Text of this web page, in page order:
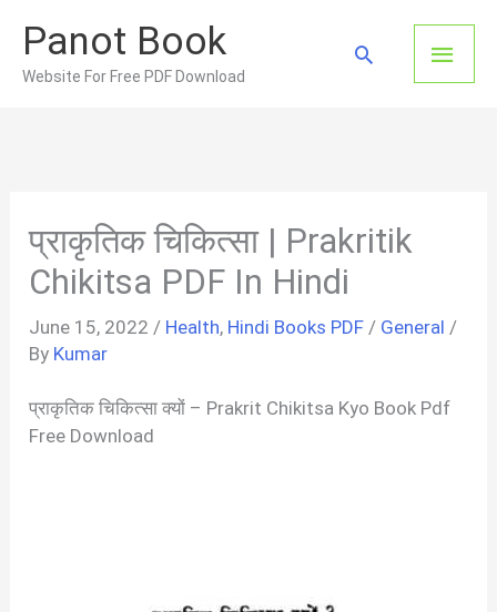
content
Panot Book
Website For Free PDF Download
Main
Search
प्राकृतिक चिकित्सा | Prakritik
Chikitsa PDF In Hindi
June 15, 2022 / Health, Hindi Books PDF / General /
By Kumar
प्राकृतिक चिकित्सा क्यों – Prakrit Chikitsa Kyo Book Pdf
Free Download